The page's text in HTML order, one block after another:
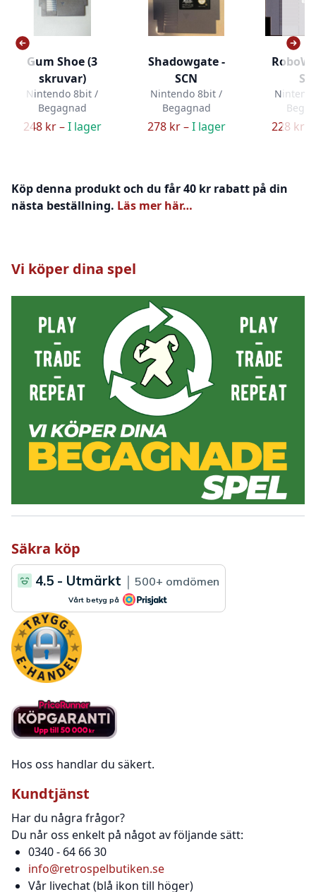
Gum Shoe (3
skruvar)
Nintendo 8bit /
Begagnad
248 kr –I lager
Shadowgate -
SCN
Nintendo 8bit /
Begagnad
278 kr –I lager 228 kr –
Köp denna produkt och du får 40 kr rabatt på din
nästa beställning. Läs mer här…
Vi köper dina spel
Säkra köp
Hos oss handlar du säkert.
Kundtjänst
Har du några frågor?
Du når oss enkelt på något av följande sätt:
0340 - 64 66 30
info@retrospelbutiken.se
Vår livechat (blå ikon till höger)